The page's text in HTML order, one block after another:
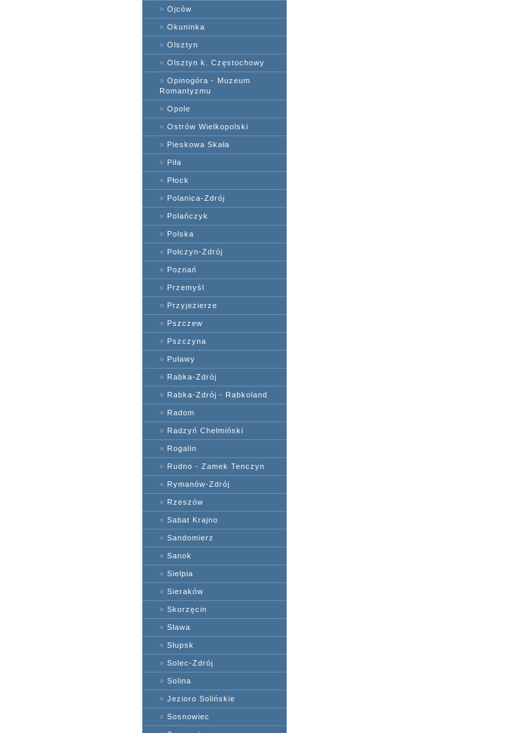
» Ojców
» Okuninka
» Olsztyn
» Olsztyn k. Częstochowy
» Opinogóra - Muzeum
Romantyzmu
» Opole
» Ostrów Wielkopolski
» Pieskowa Skała
» Piła
» Płock
» Polanica-Zdrój
» Polańczyk
» Polska
» Połczyn-Zdrój
» Poznań
» Przemyśl
» Przyjezierze
» Pszczew
» Pszczyna
» Puławy
» Rabka-Zdrój
» Rabka-Zdrój - Rabkoland
» Radom
» Radzyń Chełmiński
» Rogalin
» Rudno - Zamek Tenczyn
» Rymanów-Zdrój
» Rzeszów
» Sabat Krajno
» Sandomierz
» Sanok
» Sielpia
» Sieraków
» Skorzęcin
» Sława
» Słupsk
» Solec-Zdrój
» Solina
» Jezioro Solińskie
» Sosnowiec